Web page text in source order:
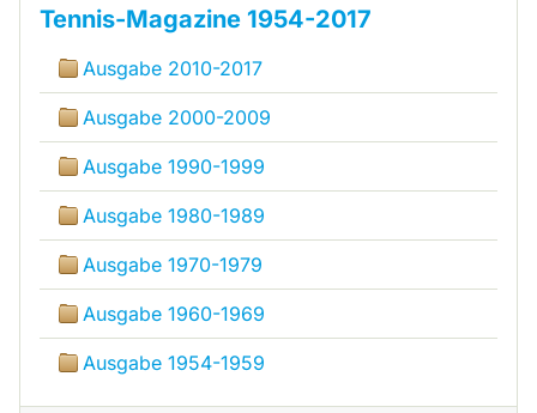
Tennis-Magazine 1954-2017
Ausgabe 2010-2017
Ausgabe 2000-2009
Ausgabe 1990-1999
Ausgabe 1980-1989
Ausgabe 1970-1979
Ausgabe 1960-1969
Ausgabe 1954-1959